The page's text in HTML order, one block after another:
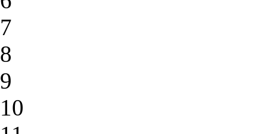
7
8
9
10